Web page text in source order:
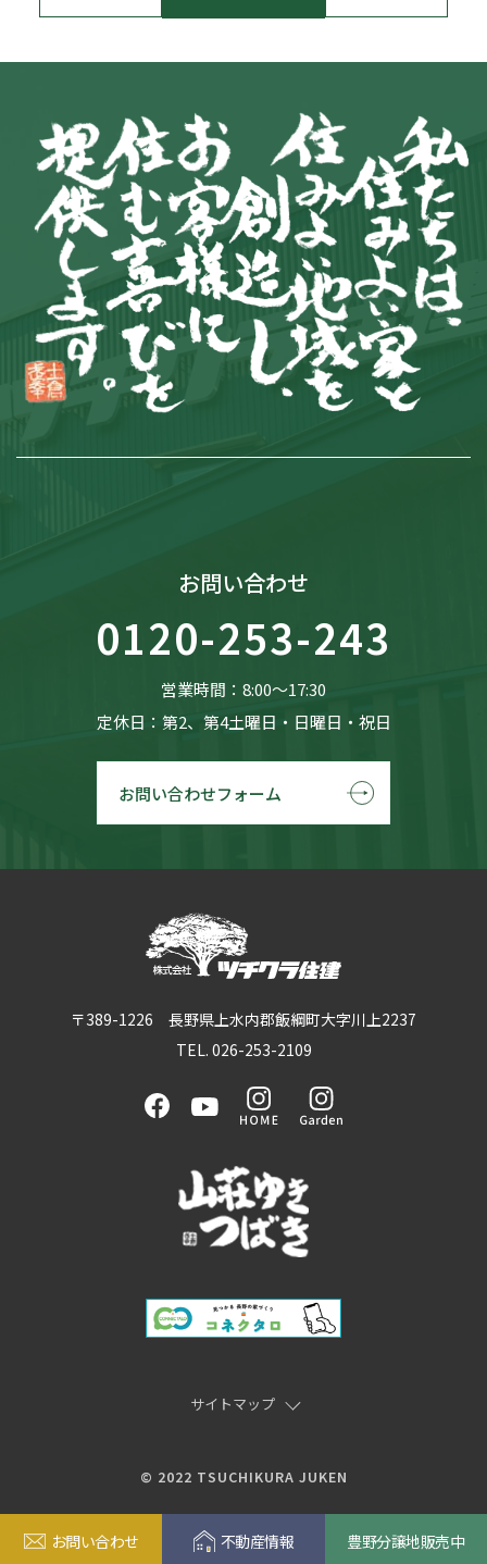
お問い合わせ 不動産情報 豊野分譲地販売中
お問い合わせ
0120-253-243
営業時間：8:00〜17:30
定休日：第2、第4土曜日・日曜日・祝日
お問い合わせフォーム
〒389-1226 長野県上水内郡飯綱町大字川上2237
TEL. 026-253-2109
サイトマップ
© 2022 TSUCHIKURA JUKEN